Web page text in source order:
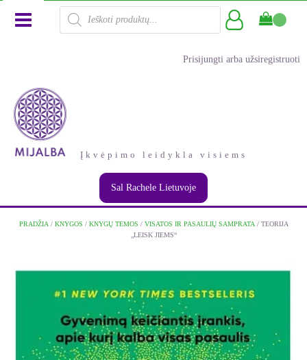
Products
search
Prisijungti arba užsiregistruoti
Įkvėpimo leidykla visiems
Sal Rachele Lietuvoje
PRADŽIA / KNYGOS / KNYGŲ TEMOS / VISATOS IR PASAULIŲ SAMPRATA / TEORIJA
„LEISK JIEMS“